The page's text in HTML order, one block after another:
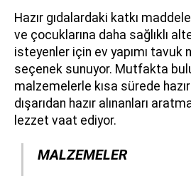
Hazır gıdalardaki katkı
ve çocuklarına daha sağlıklı
isteyenler için ev yapımı tavuk
seçenek sunuyor. Mutfakta
malzemelerle kısa sürede
dışarıdan hazır alınanları
lezzet vaat ediyor.
MALZEMELER